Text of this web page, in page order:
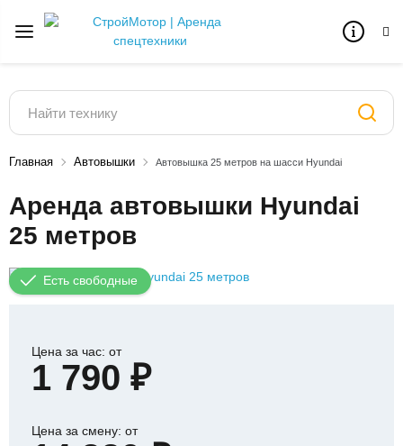
Главная Автовышки Автовышка 25 метров на шасси Hyundai
Аренда автовышки Hyundai
25 метров
Есть свободные
Цена за час: от
1 790 ₽
Цена за смену: от